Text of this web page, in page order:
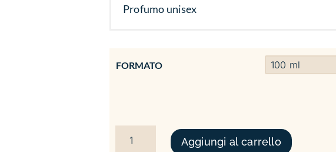
Profumo unisex
FORMATO
PAR AMOUR POUR ELLE QUANTITÀ
Aggiungi al carrello